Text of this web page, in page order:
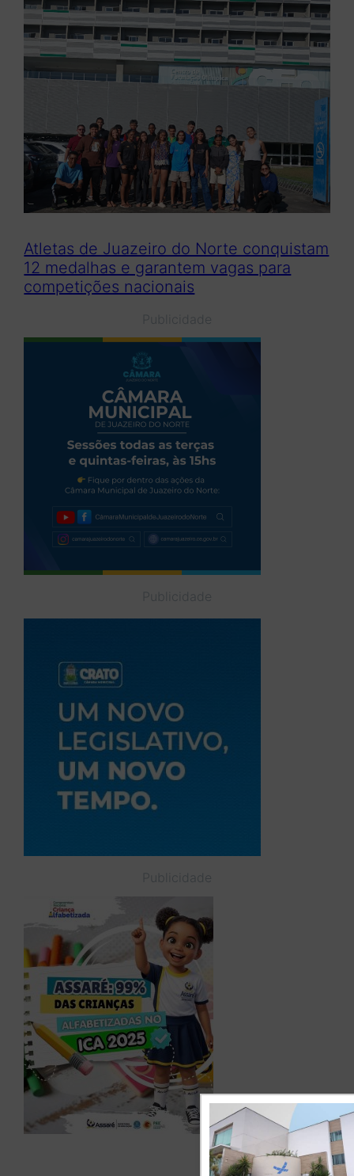
Atletas de Juazeiro do Norte conquistam
12 medalhas e garantem vagas para
competições nacionais
Publicidade
Publicidade
Publicidade